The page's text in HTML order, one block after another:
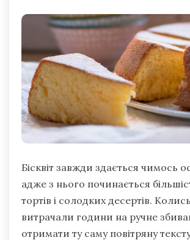
Бісквіт завжди здається чимось
адже з нього починається
тортів і солодких десертів.
витрачали години на ручне
отримати ту саму повітряну